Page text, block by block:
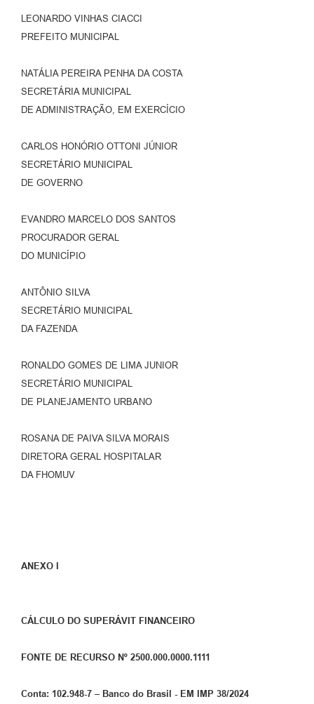
LEONARDO VINHAS CIACCI
PREFEITO MUNICIPAL
NATÁLIA PEREIRA PENHA DA COSTA
SECRETÁRIA MUNICIPAL
DE ADMINISTRAÇÃO, EM EXERCÍCIO
CARLOS HONÓRIO OTTONI JÚNIOR
SECRETÁRIO MUNICIPAL
DE GOVERNO
EVANDRO MARCELO DOS SANTOS
PROCURADOR GERAL
DO MUNICÍPIO
ANTÔNIO SILVA
SECRETÁRIO MUNICIPAL
DA FAZENDA
RONALDO GOMES DE LIMA JUNIOR
SECRETÁRIO MUNICIPAL
DE PLANEJAMENTO URBANO
ROSANA DE PAIVA SILVA MORAIS
DIRETORA GERAL HOSPITALAR
DA FHOMUV
ANEXO I
CÁLCULO DO SUPERÁVIT FINANCEIRO
FONTE DE RECURSO Nº 2500.000.0000.1111
Conta: 102.948-7 – Banco do Brasil - EM IMP 38/2024